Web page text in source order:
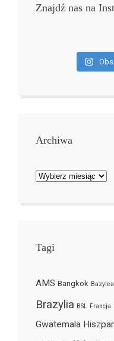
Znajdź nas na
Archiwa
Archiwa
Tagi
AMS Bangkok Bazylea
Brazylia BSL Francja
Gwatemala